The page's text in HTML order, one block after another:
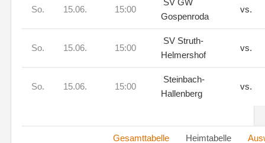
So. 15.06. 15:00
SV GW
Gospenroda
vs.
So. 15.06. 15:00
SV Struth-
Helmershof
vs.
So. 15.06. 15:00
Steinbach-
Hallenberg
vs.
GesamttabelleHeimtabelle